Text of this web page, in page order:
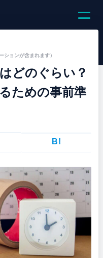
ションが含まれます）
どのぐらい？
ための事前準
B!